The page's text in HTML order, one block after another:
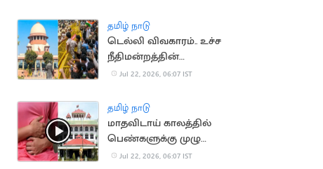
தமிழ் நாடு
டெல்லி விவகாரம்.. உச்ச
நீதிமன்றத்தின்
கருத்தால் சர்ச்சை
Jul 22, 2026, 06:07 IST
தமிழ் நாடு
மாதவிடாய் காலத்தில்
பெண்களுக்கு முழு
ஊதியத்துடன் விடுப்பு..
Jul 22, 2026, 06:07 IST